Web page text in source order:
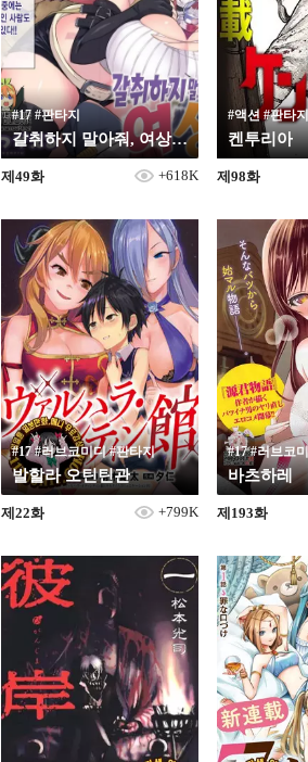
#17 #판타지
갈취하지 말아줘, 여상인님!!
제49화 +618K
#액션 #판타지
켄투리아
제98화
19
#17 #러브코미디 #판타지
발할라 오틴틴관
제22화 +799K
19
#17 #러브코
바츠하레
제193화
19